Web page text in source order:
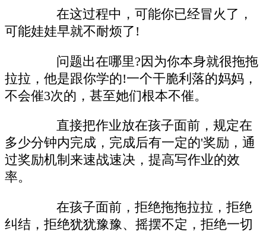
在这过程中，可能你已经冒火了，
可能娃娃早就不耐烦了!
问题出在哪里?因为你本身就很拖拖
拉拉，他是跟你学的!一个干脆利落的妈妈，
不会催3次的，甚至她们根本不催。
直接把作业放在孩子面前，规定在
多少分钟内完成，完成后有一定的'奖励，通
过奖励机制来速战速决，提高写作业的效
率。
在孩子面前，拒绝拖拖拉拉，拒绝
纠结，拒绝犹犹豫豫、摇摆不定，拒绝一切